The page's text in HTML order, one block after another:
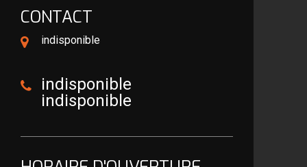
CONTACT
indisponible
indisponible
indisponible